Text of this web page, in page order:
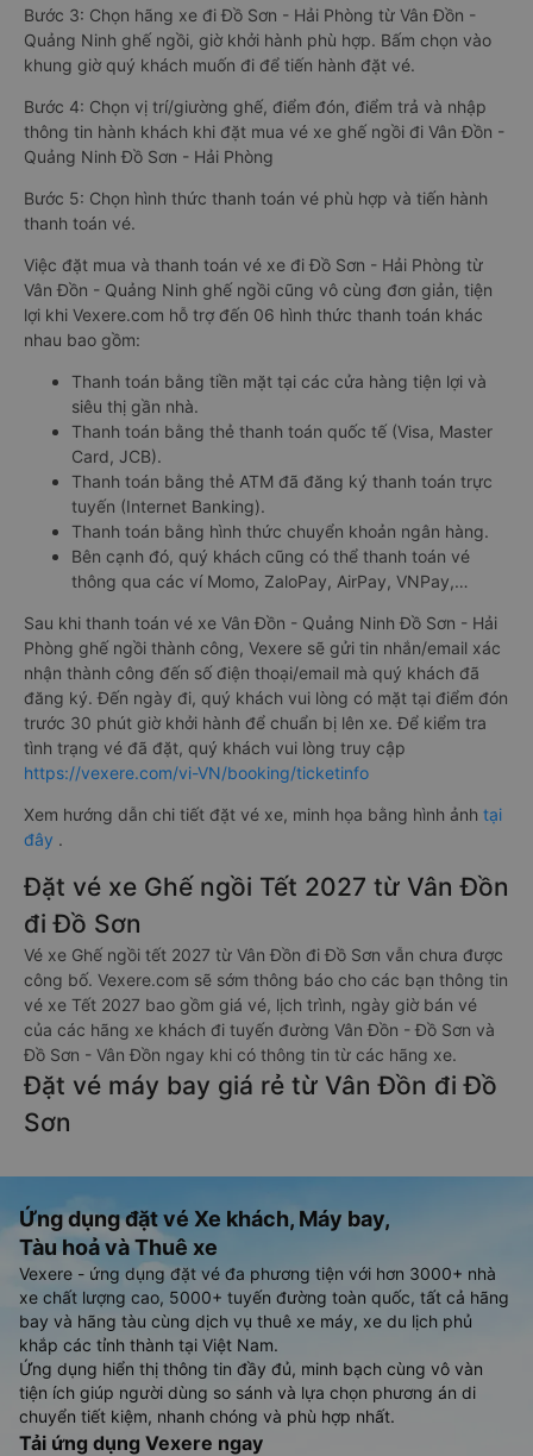
Bước 3: Chọn hãng xe đi Đồ Sơn - Hải Phòng từ Vân Đồn -
Quảng Ninh ghế ngồi, giờ khởi hành phù hợp. Bấm chọn vào
khung giờ quý khách muốn đi để tiến hành đặt vé.
Bước 4: Chọn vị trí/giường ghế, điểm đón, điểm trả và nhập
thông tin hành khách khi đặt mua vé xe ghế ngồi đi Vân Đồn -
Quảng Ninh Đồ Sơn - Hải Phòng
Bước 5: Chọn hình thức thanh toán vé phù hợp và tiến hành
thanh toán vé.
Việc đặt mua và thanh toán vé xe đi Đồ Sơn - Hải Phòng từ
Vân Đồn - Quảng Ninh ghế ngồi cũng vô cùng đơn giản, tiện
lợi khi Vexere.com hỗ trợ đến 06 hình thức thanh toán khác
nhau bao gồm:
Thanh toán bằng tiền mặt tại các cửa hàng tiện lợi và
siêu thị gần nhà.
Thanh toán bằng thẻ thanh toán quốc tế (Visa, Master
Card, JCB).
Thanh toán bằng thẻ ATM đã đăng ký thanh toán trực
tuyến (Internet Banking).
Thanh toán bằng hình thức chuyển khoản ngân hàng.
Bên cạnh đó, quý khách cũng có thể thanh toán vé
thông qua các ví Momo, ZaloPay, AirPay, VNPay,…
Sau khi thanh toán vé xe Vân Đồn - Quảng Ninh Đồ Sơn - Hải
Phòng ghế ngồi thành công, Vexere sẽ gửi tin nhắn/email xác
nhận thành công đến số điện thoại/email mà quý khách đã
đăng ký. Đến ngày đi, quý khách vui lòng có mặt tại điểm đón
trước 30 phút giờ khởi hành để chuẩn bị lên xe. Để kiểm tra
tình trạng vé đã đặt, quý khách vui lòng truy cập
https://vexere.com/vi-VN/booking/ticketinfo
Xem hướng dẫn chi tiết đặt vé xe, minh họa bằng hình ảnh tại
đây .
Đặt vé xe Ghế ngồi Tết 2027 từ Vân Đồn
đi Đồ Sơn
Vé xe Ghế ngồi tết 2027 từ Vân Đồn đi Đồ Sơn vẫn chưa được
công bố. Vexere.com sẽ sớm thông báo cho các bạn thông tin
vé xe Tết 2027 bao gồm giá vé, lịch trình, ngày giờ bán vé
của các hãng xe khách đi tuyến đường Vân Đồn - Đồ Sơn và
Đồ Sơn - Vân Đồn ngay khi có thông tin từ các hãng xe.
Đặt vé máy bay giá rẻ từ Vân Đồn đi Đồ
Sơn
Ứng dụng đặt vé Xe khách, Máy bay,
Tàu hoả và Thuê xe
Vexere - ứng dụng đặt vé đa phương tiện với hơn 3000+ nhà
xe chất lượng cao, 5000+ tuyến đường toàn quốc, tất cả hãng
bay và hãng tàu cùng dịch vụ thuê xe máy, xe du lịch phủ
khắp các tỉnh thành tại Việt Nam.
Ứng dụng hiển thị thông tin đầy đủ, minh bạch cùng vô vàn
tiện ích giúp người dùng so sánh và lựa chọn phương án di
chuyển tiết kiệm, nhanh chóng và phù hợp nhất.
Tải ứng dụng Vexere ngay